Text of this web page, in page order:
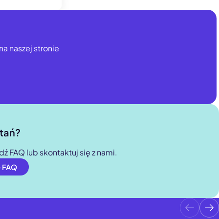
do 80
naszej stronie
FAQ lub skontaktuj się z nami.